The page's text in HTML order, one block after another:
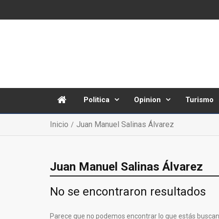
Politica Opinion Turismo
Inicio Juan Manuel Salinas Álvarez
Juan Manuel Salinas Álvarez
No se encontraron resultados
Parece que no podemos encontrar lo que estás